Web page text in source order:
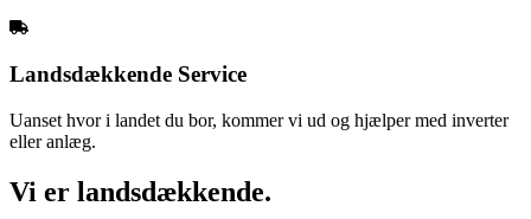
Landsdækkende Service
Uanset hvor i landet du bor, kommer vi ud og hjælper med inverter
eller anlæg.
Vi er landsdækkende.